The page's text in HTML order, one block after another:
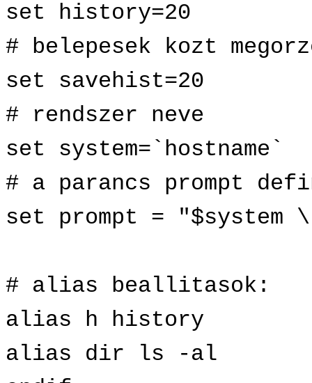
set history=20
# belepesek kozt
set savehist=20
# rendszer neve
set system=`hostname`
# a parancs prompt
set prompt =
# alias beallitasok:
alias h history
alias dir ls -al